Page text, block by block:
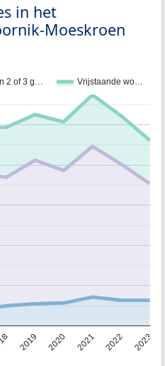
in het
Moeskroen
2 of 3 g… Vrijstaande wo…
2019 2020 2021 2022 2023